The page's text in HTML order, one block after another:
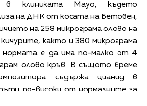
в клиниката Mayo, където
на ДНК от косата на Бетовен,
на 258 микрограма олово на
както и 380 микрограма
нормата е да има по-малко от 4
олово кръв. В същото време
съдържа цианид в
по-високи от нормалните за